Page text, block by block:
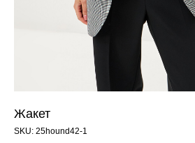
Жакет
SKU: 25hound42-1